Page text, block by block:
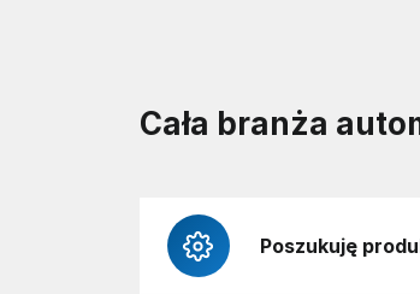
Cała branża
Poszukuję